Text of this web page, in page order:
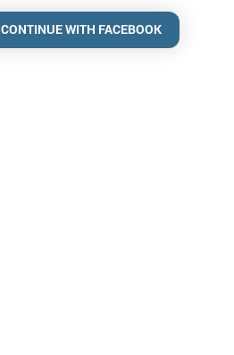
CONTINUE WITH FACEBOOK